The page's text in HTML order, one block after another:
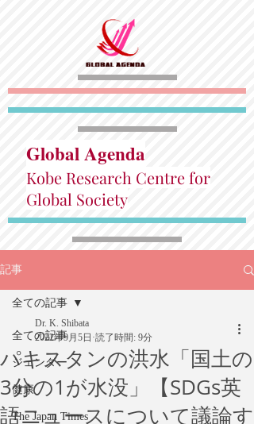
Global Agenda
Kobe Research Centre for
Global Society
記事
全ての記事
ジェンダー
健康
The Japan Times
全ての記事
パキスタンの洪水「国土の
3分の1が水没」【SDGs英
語ニュースについて議論す
Dr. K. Shibata
2022年9月5日 読了時間: 9分